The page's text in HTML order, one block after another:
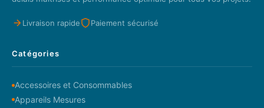
Livraison rapide Paiement sécurisé
Catégories
Accessoires et Consommables
Appareils Mesures